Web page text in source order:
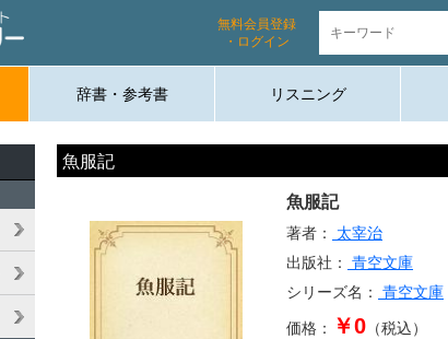
無料会員登録
・ログイン
辞書・参考書 リスニング
魚服記
魚服記
著者：
太宰治
出版社：
青空文庫
シリーズ名：
青空文庫
価格： ￥0 （税込）